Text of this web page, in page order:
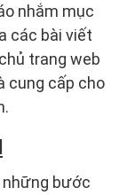
nhắm mục
các bài viết
trang web
cung cấp cho
bước